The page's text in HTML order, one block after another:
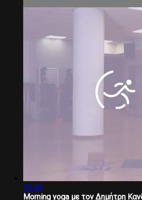
30:40
Morning yoga με τον Δημήτρη